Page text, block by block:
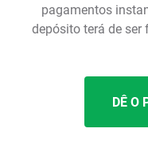
pagamentos
depósito terá de
DÊ O